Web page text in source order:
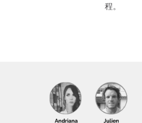
程。